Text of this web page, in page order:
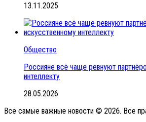
13.11.2025
Общество
Россияне всё чаще ревнуют
интеллекту
28.05.2026
Все самые важные новости © 2026. Все